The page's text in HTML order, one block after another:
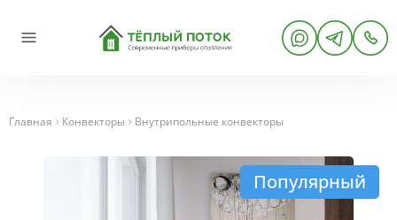
Главная Конвекторы Внутрипольные конвекторы
Популярный